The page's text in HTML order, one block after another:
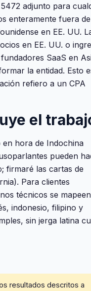
adjunto para
enteramente fuera de
en EE. UU.
en EE. UU. o
SaaS en
la entidad. Esto
refiero a un CPA
el
en hora de Indochina
pueden
firmaré las cartas de
Para clientes
técnicos se mapeen
indonesio, filipino y
sin jerga latina
resultados descritos a